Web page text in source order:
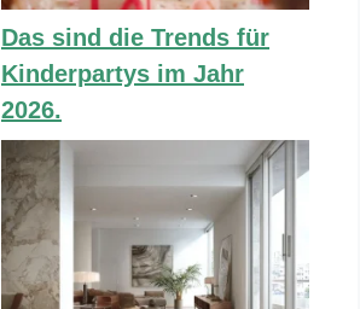
Das sind die Trends für
Kinderpartys im Jahr
2026.